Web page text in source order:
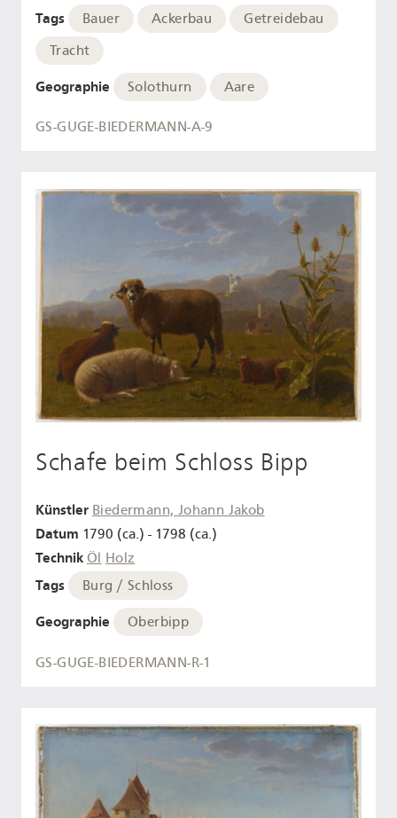
Tags Bauer Ackerbau
Getreidebau
Tracht
Geographie Solothurn Aare
GS-GUGE-BIEDERMANN-A-9
Schafe beim Schloss Bipp
Künstler Biedermann, Johann Jakob
Datum 1790 (ca.) - 1798 (ca.)
Technik Öl Holz
Tags Burg / Schloss
Geographie Oberbipp
GS-GUGE-BIEDERMANN-R-1